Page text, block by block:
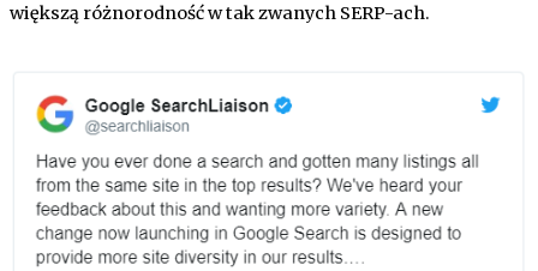
większą różnorodność w tak zwanych SERP-ach.